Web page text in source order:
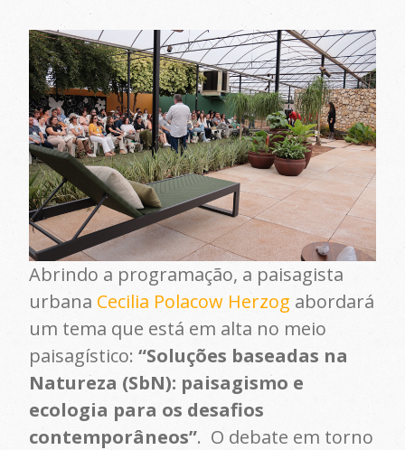
Abrindo a programação, a paisagista
urbana Cecilia Polacow Herzog abordará
um tema que está em alta no meio
paisagístico: “Soluções baseadas na
Natureza (SbN): paisagismo e
ecologia para os desafios
contemporâneos”. O debate em torno